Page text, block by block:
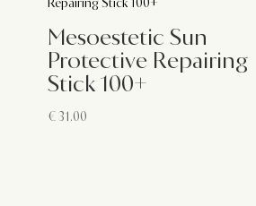
Mesoestetic Sun
Protective Repairing
Stick 100+
€31.00